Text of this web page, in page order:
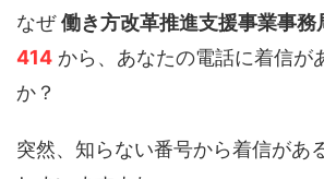
なぜ働き方改革推進支援事業事務
414 から、あなたの電話に着信が
か？
突然、知らない番号から着信があ